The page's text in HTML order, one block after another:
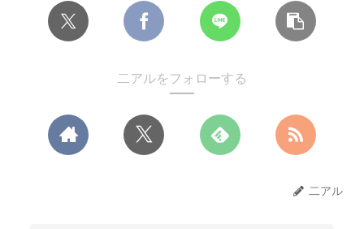
二アルをフォローする
二アル